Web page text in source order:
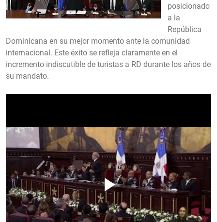
posicionado
a la
República
Dominicana en su mejor momento ante la comunidad
internacional. Este éxito se refleja claramente en el
incremento indiscutible de turistas a RD durante los años de
su mandato.